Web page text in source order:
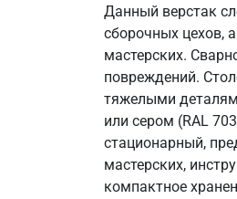
Данный верстак
сборочных цехов,
мастерских.
повреждений.
тяжелыми
или сером (RAL
стационарный,
мастерских,
компактное